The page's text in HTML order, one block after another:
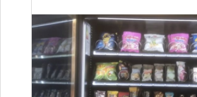
addirittura abitualmente.